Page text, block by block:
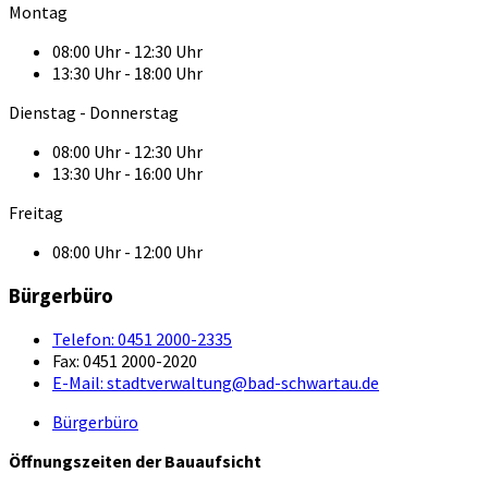
Montag
08:00 Uhr - 12:30 Uhr
13:30 Uhr - 18:00 Uhr
Dienstag - Donnerstag
08:00 Uhr - 12:30 Uhr
13:30 Uhr - 16:00 Uhr
Freitag
08:00 Uhr - 12:00 Uhr
Bürgerbüro
Telefon: 0451 2000-2335
Fax: 0451 2000-2020
E-Mail: stadtverwaltung@bad-schwartau.de
Bürgerbüro
Öffnungszeiten der Bauaufsicht